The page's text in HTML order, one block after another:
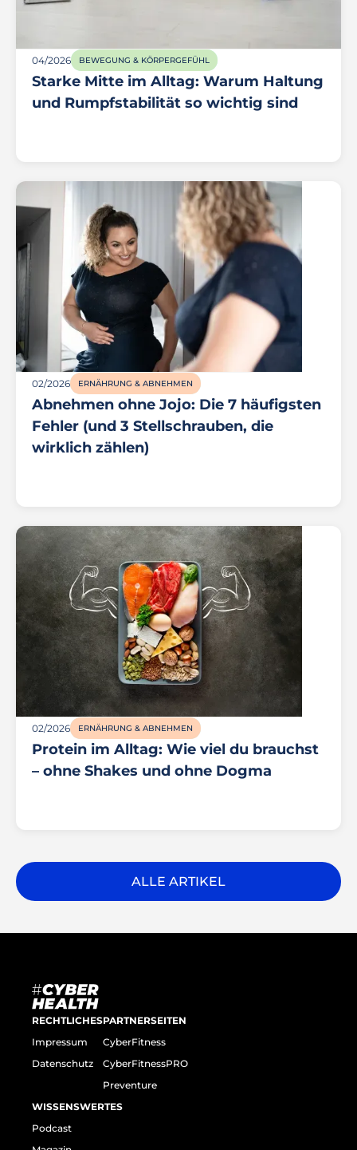
04/2026 BEWEGUNG & KÖRPERGEFÜHL
Starke Mitte im Alltag: Warum Haltung
und Rumpfstabilität so wichtig sind
02/2026 ERNÄHRUNG & ABNEHMEN
Abnehmen ohne Jojo: Die 7 häufigsten
Fehler (und 3 Stellschrauben, die
wirklich zählen)
02/2026 ERNÄHRUNG & ABNEHMEN
Protein im Alltag: Wie viel du brauchst
– ohne Shakes und ohne Dogma
ALLE ARTIKEL
RECHTLICHES
Impressum
Datenschutz
PARTNERSEITEN
CyberFitness
CyberFitnessPRO
Preventure
WISSENSWERTES
Podcast